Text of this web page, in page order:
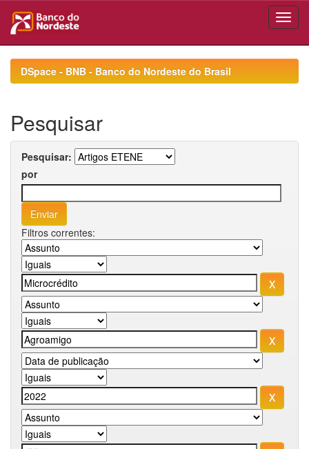
navigationDSpace - BNB - Banco do Nordeste do Brasil
Pesquisar
Pesquisar:
por
Filtros correntes: